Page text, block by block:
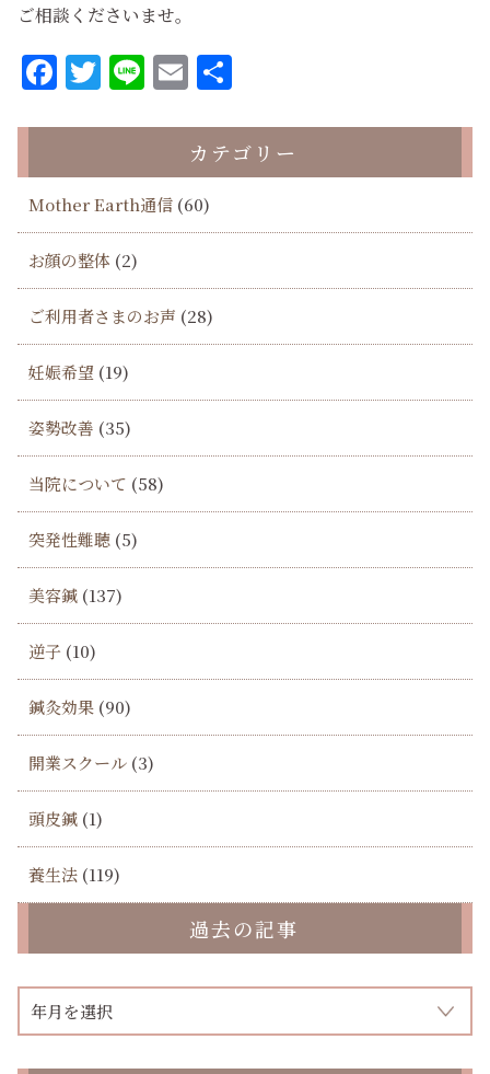
ご相談くださいませ。
Facebook
Twitter
LineEmail
カテゴリー
Mother Earth通信 (60)
お顔の整体 (2)
ご利用者さまのお声 (28)
妊娠希望 (19)
姿勢改善 (35)
当院について (58)
突発性難聴 (5)
美容鍼 (137)
逆子 (10)
鍼灸効果 (90)
開業スクール (3)
頭皮鍼 (1)
養生法 (119)
過去の記事